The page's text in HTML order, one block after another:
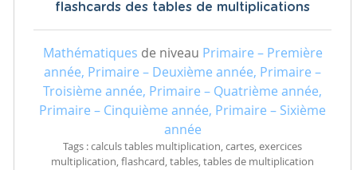
flashcards des tables de multiplications
Mathématiques de niveau Primaire – Première
année, Primaire – Deuxième année, Primaire –
Troisième année, Primaire – Quatrième année,
Primaire – Cinquième année, Primaire – Sixième
année
Tags : calculs tables multiplication, cartes, exercices
multiplication, flashcard, tables, tables de multiplication